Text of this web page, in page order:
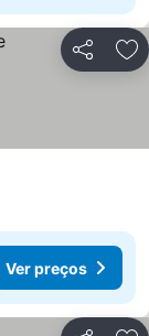
Partilhar
Ver preços